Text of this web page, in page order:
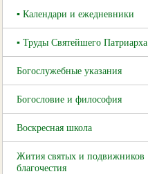
▪ Календари и ежедневники
▪ Труды Святейшего Патриарха
Богослужебные указания
Богословие и философия
Воскресная школа
Жития святых и подвижников
благочестия